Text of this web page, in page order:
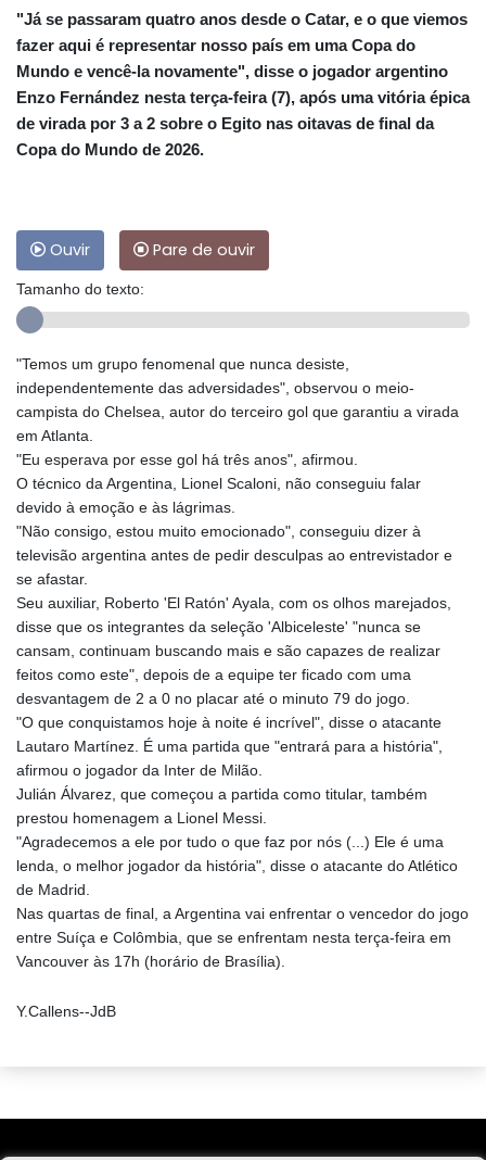
"Já se passaram quatro anos desde o Catar, e o que viemos
fazer aqui é representar nosso país em uma Copa do
Mundo e vencê-la novamente", disse o jogador argentino
Enzo Fernández nesta terça-feira (7), após uma vitória épica
de virada por 3 a 2 sobre o Egito nas oitavas de final da
Copa do Mundo de 2026.
Ouvir Pare de ouvir
Tamanho do texto:
"Temos um grupo fenomenal que nunca desiste,
independentemente das adversidades", observou o meio-
campista do Chelsea, autor do terceiro gol que garantiu a virada
em Atlanta.
"Eu esperava por esse gol há três anos", afirmou.
O técnico da Argentina, Lionel Scaloni, não conseguiu falar
devido à emoção e às lágrimas.
"Não consigo, estou muito emocionado", conseguiu dizer à
televisão argentina antes de pedir desculpas ao entrevistador e
se afastar.
Seu auxiliar, Roberto 'El Ratón' Ayala, com os olhos marejados,
disse que os integrantes da seleção 'Albiceleste' "nunca se
cansam, continuam buscando mais e são capazes de realizar
feitos como este", depois de a equipe ter ficado com uma
desvantagem de 2 a 0 no placar até o minuto 79 do jogo.
"O que conquistamos hoje à noite é incrível", disse o atacante
Lautaro Martínez. É uma partida que "entrará para a história",
afirmou o jogador da Inter de Milão.
Julián Álvarez, que começou a partida como titular, também
prestou homenagem a Lionel Messi.
"Agradecemos a ele por tudo o que faz por nós (...) Ele é uma
lenda, o melhor jogador da história", disse o atacante do Atlético
de Madrid.
Nas quartas de final, a Argentina vai enfrentar o vencedor do jogo
entre Suíça e Colômbia, que se enfrentam nesta terça-feira em
Vancouver às 17h (horário de Brasília).
Y.Callens--JdB